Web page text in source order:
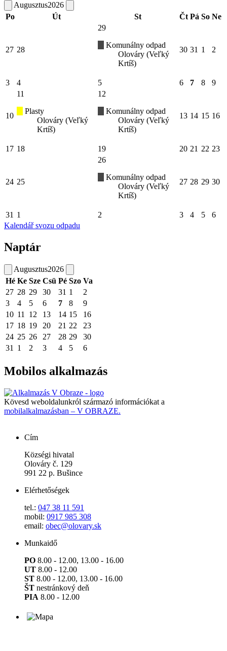
Augusztus2026
Po
Út St Čt Pá So Ne
27 28
29
Komunálny odpad
Olováry (Veľký
Krtíš)
30 31 1 2
3 4 5 6 7 8 9
10
11
Plasty
Olováry (Veľký
Krtíš)
12
Komunálny odpad
Olováry (Veľký
Krtíš)
13 14 15 16
17 18 19 20 21 22 23
24 25
26
Komunálny odpad
Olováry (Veľký
Krtíš)
27 28 29 30
31 1 2 3 4 5
6
Kalendář svozu odpadu
Naptár
Augusztus2026
Hé Ke Sze Csü Pé Szo Va
27 28 29 30 31 1
2
3
4 5 6 7 8
9
10 11 12 13 14 15
16
17 18 19 20 21 22
23
24 25 26 27 28 29
30
31
1 2 3 4 5 6
Mobilos alkalmazás
Kövesd weboldalunkról származó információkat a
mobilalkalmazásban – V OBRAZE.
Cím
Községi hivatal
Olováry č. 129
991 22 p. Bušince
Elérhetőségek
tel.: 047 38 11 591
mobil: 0917 985 308
email: obec@olovary.sk
Munkaidő
PO 8.00 - 12.00, 13.00 - 16.00
UT 8.00 - 12.00
ST 8.00 - 12.00, 13.00 - 16.00
ŠT nestránkový deň
PIA 8.00 - 12.00